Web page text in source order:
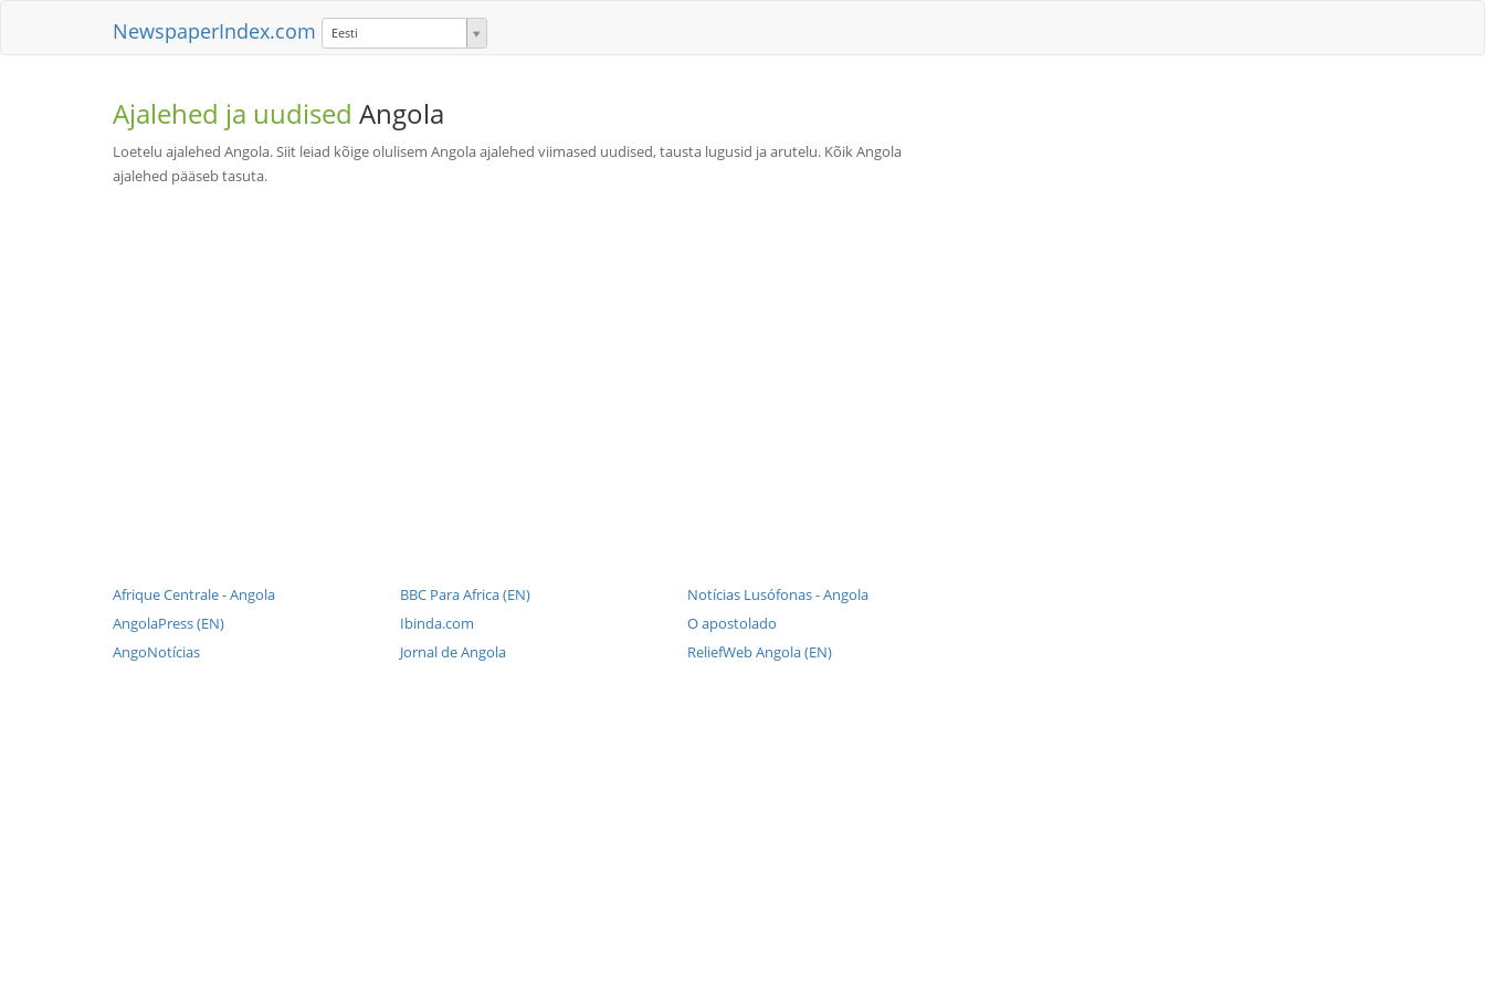
NewspaperIndex.com Eesti
Ajalehed ja uudised Angola
Loetelu ajalehed Angola. Siit leiad kõige olulisem Angola ajalehed viimased uudised, tausta lugusid ja arutelu. Kõik Angola
ajalehed pääseb tasuta.
Afrique Centrale - Angola
AngolaPress (EN)
AngoNotícias
BBC Para Africa (EN)
Ibinda.com
Jornal de Angola
Notícias Lusófonas - Angola
O apostolado
ReliefWeb Angola (EN)